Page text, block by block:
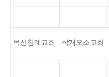
목산침례교회 삭개오소교회